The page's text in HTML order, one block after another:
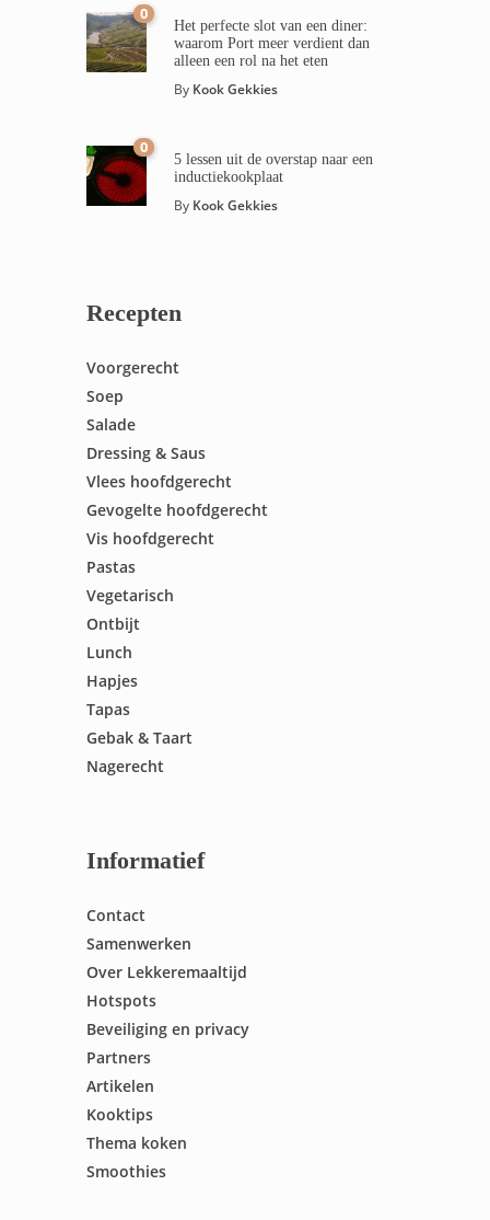
0
Het perfecte slot van een diner:
waarom Port meer verdient dan
alleen een rol na het eten
By Kook Gekkies
0
5 lessen uit de overstap naar een
inductiekookplaat
By Kook Gekkies
Recepten
Voorgerecht
Soep
Salade
Dressing & Saus
Vlees hoofdgerecht
Gevogelte hoofdgerecht
Vis hoofdgerecht
Pastas
Vegetarisch
Ontbijt
Lunch
Hapjes
Tapas
Gebak & Taart
Nagerecht
Informatief
Contact
Samenwerken
Over Lekkeremaaltijd
Hotspots
Beveiliging en privacy
Partners
Artikelen
Kooktips
Thema koken
Smoothies